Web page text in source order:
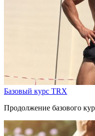
Базовый курс TRX
Продолжение базового